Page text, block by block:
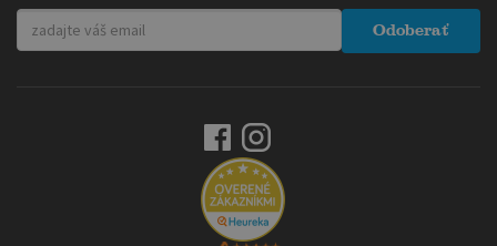
Odoberať